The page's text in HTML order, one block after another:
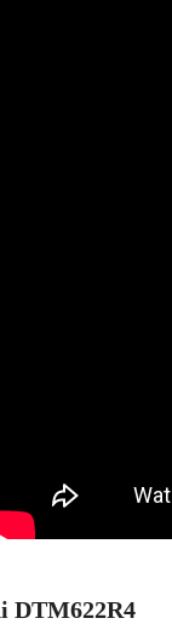
DTM622R4